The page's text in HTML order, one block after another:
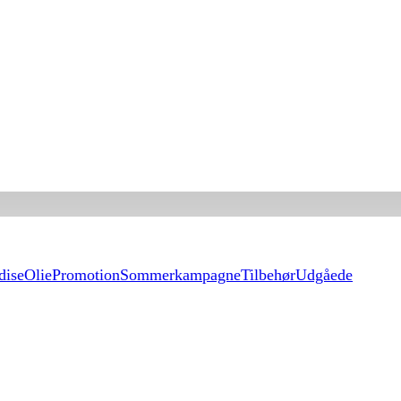
OliePromotionSommerkampagneTilbehørUdgåede